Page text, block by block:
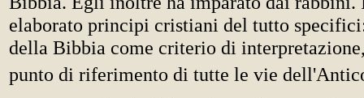
elaborato principi cristiani del tutto
della Bibbia come criterio di
punto di riferimento di tutte le vie